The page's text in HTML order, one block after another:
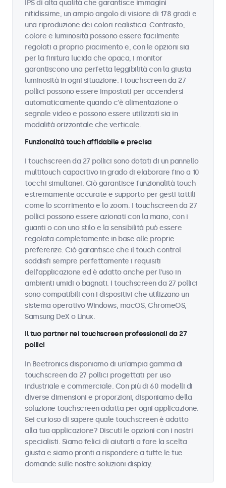
IPS di alta qualità che garantisce immagini
nitidissime, un ampio angolo di visione di 178 gradi e
una riproduzione dei colori realistica. Contrasto,
colore e luminosità possono essere facilmente
regolati a proprio piacimento e, con le opzioni sia
per la finitura lucida che opaca, i monitor
garantiscono una perfetta leggibilità con la giusta
luminosità in ogni situazione. I touchscreen da 27
pollici possono essere impostati per accendersi
automaticamente quando c'è alimentazione o
segnale video e possono essere utilizzati sia in
modalità orizzontale che verticale.
Funzionalità touch affidabile e precisa
I touchscreen da 27 pollici sono dotati di un pannello
multitouch capacitivo in grado di elaborare fino a 10
tocchi simultanei. Ciò garantisce funzionalità touch
estremamente accurate e supporto per gesti tattili
come lo scorrimento e lo zoom. I touchscreen da 27
pollici possono essere azionati con la mano, con i
guanti o con uno stilo e la sensibilità può essere
regolata completamente in base alle proprie
preferenze. Ciò garantisce che il touch control
soddisfi sempre perfettamente i requisiti
dell'applicazione ed è adatto anche per l'uso in
ambienti umidi o bagnati. I touchscreen da 27 pollici
sono compatibili con i dispositivi che utilizzano un
sistema operativo Windows, macOS, ChromeOS,
Samsung DeX o Linux.
Il tuo partner nei touchscreen professionali da 27
pollici
In Beetronics disponiamo di un'ampia gamma di
touchscreen da 27 pollici progettati per uso
industriale e commerciale. Con più di 60 modelli di
diverse dimensioni e proporzioni, disponiamo della
soluzione touchscreen adatta per ogni applicazione.
Sei curioso di sapere quale touchscreen è adatto
alla tua applicazione? Discuti le opzioni con i nostri
specialisti. Siamo felici di aiutarti a fare la scelta
giusta e siamo pronti a rispondere a tutte le tue
domande sulle nostre soluzioni display.